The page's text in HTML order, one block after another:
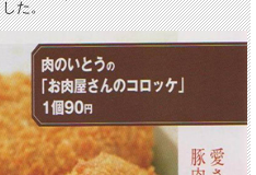
た。